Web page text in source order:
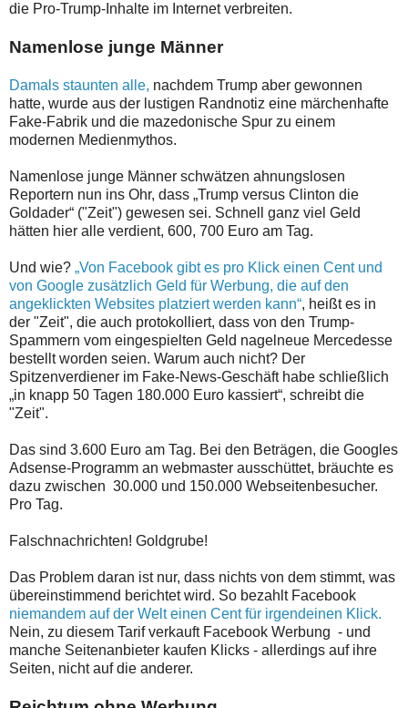
die Pro-Trump-Inhalte im Internet verbreiten.
Namenlose junge Männer
Damals staunten alle, nachdem Trump aber gewonnen
hatte, wurde aus der lustigen Randnotiz eine märchenhafte
Fake-Fabrik und die mazedonische Spur zu einem
modernen Medienmythos.
Namenlose junge Männer schwätzen ahnungslosen
Reportern nun ins Ohr, dass „Trump versus Clinton die
Goldader“ ("Zeit") gewesen sei. Schnell ganz viel Geld
hätten hier alle verdient, 600, 700 Euro am Tag.
Und wie? „Von Facebook gibt es pro Klick einen Cent und
von Google zusätzlich Geld für Werbung, die auf den
angeklickten Websites platziert werden kann“, heißt es in
der "Zeit", die auch protokolliert, dass von den Trump-
Spammern vom eingespielten Geld nagelneue Mercedesse
bestellt worden seien. Warum auch nicht? Der
Spitzenverdiener im Fake-News-Geschäft habe schließlich
„in knapp 50 Tagen 180.000 Euro kassiert“, schreibt die
"Zeit".
Das sind 3.600 Euro am Tag. Bei den Beträgen, die Googles
Adsense-Programm an webmaster ausschüttet, bräuchte es
dazu zwischen 30.000 und 150.000 Webseitenbesucher.
Pro Tag.
Falschnachrichten! Goldgrube!
Das Problem daran ist nur, dass nichts von dem stimmt, was
übereinstimmend berichtet wird. So bezahlt Facebook
niemandem auf der Welt einen Cent für irgendeinen Klick.
Nein, zu diesem Tarif verkauft Facebook Werbung - und
manche Seitenanbieter kaufen Klicks - allerdings auf ihre
Seiten, nicht auf die anderer.